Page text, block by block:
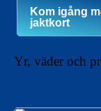
Kom igång
jaktkort
Yr, väder och